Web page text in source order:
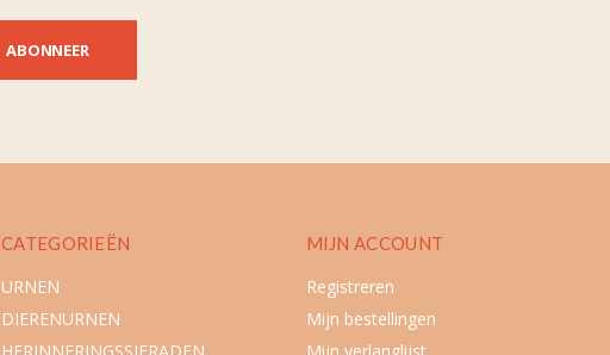
ABONNEER
CATEGORIEËN
URNEN
DIERENURNEN
MIJN ACCOUNT
Registreren
Mijn bestellingen